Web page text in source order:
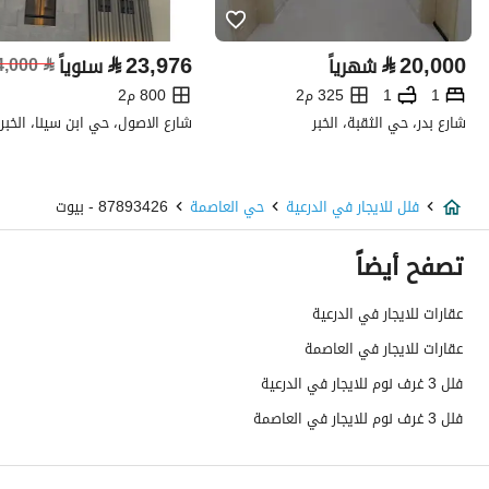
تفاصيل العقار
نوع الإعلان
استخدام العقار
السعر
200000
المساحة
عدد الغرف
خدمات العقار
⃁20,000 شهرياً
1
1
325 م2
شارع بدر، حي الثقبة، الخبر
⃁23,976 سنوياً⃁
800 م2
شارع الاصول، حي ابن سينا، الخبر
فلل للايجار في الدرعية حي العاصمة 87893426 - بيوت
تصفح أيضاً
عقارات للايجار في الدرعية
عقارات للايجار في العاصمة
فلل 3 غرف نوم للايجار في الدرعية
فلل 3 غرف نوم للايجار في العاصمة